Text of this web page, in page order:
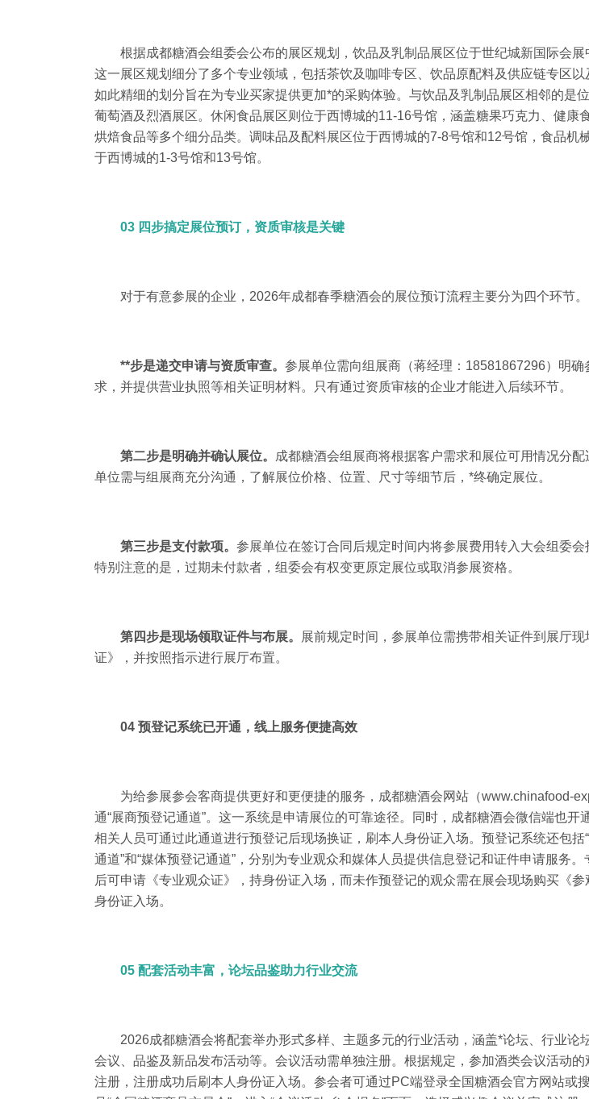
根据成都糖酒会组委会公布的展区规划，饮品及乳制品展区位于世纪城新国际会展
这一展区规划细分了多个专业领域，包括茶饮及咖啡专区、饮品原配料及供应链专区以
如此精细的划分旨在为专业买家提供更加*的采购体验。 与饮品及乳制品展区相邻的是
葡萄酒及烈酒展区。 休闲食品展区则位于西博城的11-16号馆，涵盖糖果巧克力、健康
烘焙食品等多个细分品类。 调味品及配料展区位于西博城的7-8号馆和12号馆，食品机
于西博城的1-3号馆和13号馆。
03 四步搞定展位预订，资质审核是关键
对于有意参展的企业，2026年成都春季糖酒会的展位预订流程主要分为四个环节。
**步是递交申请与资质审查。 参展单位需向组展商（蒋经理：18581867296）明确
求，并提供营业执照等相关证明材料。只有通过资质审核的企业才能进入后续环节。
第二步是明确并确认展位。 成都糖酒会组展商将根据客户需求和展位可用情况分配
单位需与组展商充分沟通，了解展位价格、位置、尺寸等细节后，*终确定展位。
第三步是支付款项。 参展单位在签订合同后规定时间内将参展费用转入大会组委
特别注意的是，过期未付款者，组委会有权变更原定展位或取消参展资格。
第四步是现场领取证件与布展。
展前规定时间，参展单位需携带相关证件到展厅
证》，并按照指示进行展厅布置。
04 预登记系统已开通，线上服务便捷高效
为给参展参会客商提供更好和更便捷的服务，成都糖酒会网站（www.chinafood-
通“展商预登记通道”。 这一系统是申请展位的可靠途径。
同时，成都糖酒会微信端也开
相关人员可通过此通道进行预登记后现场换证，刷本人身份证入场。 预登记系统还包括
通道”和“媒体预登记通道”，分别为专业观众和媒体人员提供信息登记和证件申请服务。
后可申请《专业观众证》，持身份证入场，而未作预登记的观众需在展会现场购买《参
身份证入场。
05 配套活动丰富，论坛品鉴助力行业交流
2026成都糖酒会将配套举办形式多样、主题多元的行业活动，涵盖*论坛、行业论
会议、品鉴及新品发布活动等。 会议活动需单独注册。根据规定，参加酒类会议活动的
注册，注册成功后刷本人身份证入场。 参会者可通过PC端登录全国糖酒会官方网站或